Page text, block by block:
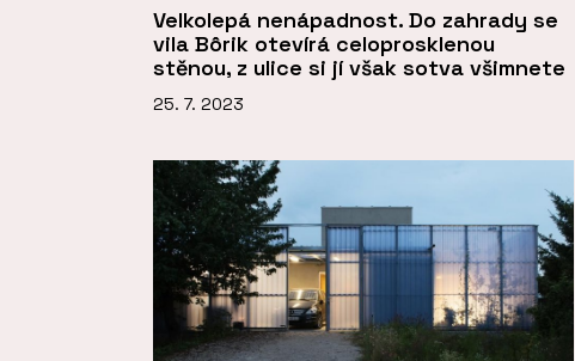
Velkolepá nenápadnost. Do zahrady se
vila Bôrik otevírá celoprosklenou
stěnou, z ulice si jí však sotva všimnete
25. 7. 2023